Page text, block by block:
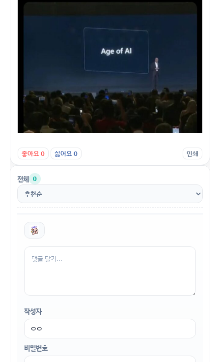
좋아요0 싫어요0 인쇄
전체 0
작성자
비밀번호